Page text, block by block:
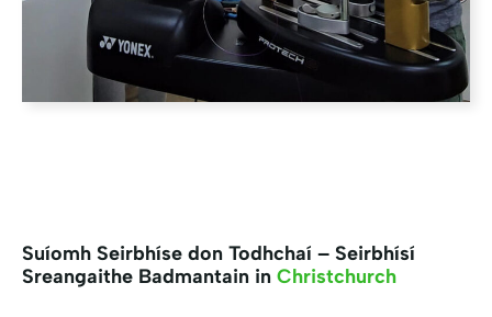
Suíomh Seirbhíse don Todhchaí – Seirbhísí
Sreangaithe Badmantain in Christchurch